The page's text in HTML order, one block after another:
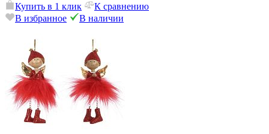
Купить в 1 клик
К сравнению
В избранное
В наличии